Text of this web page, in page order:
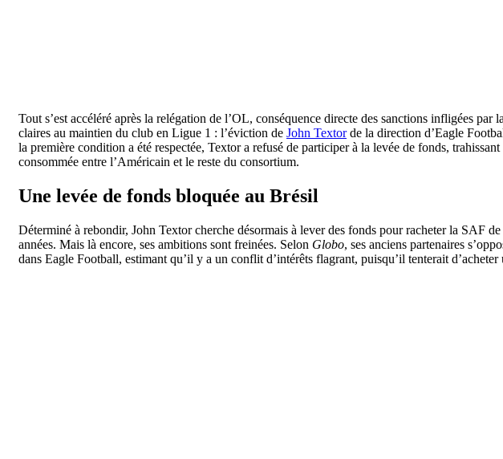
Tout s’est accéléré après la relégation de l’OL, conséquence directe des sanctions infligées
claires au maintien du club en Ligue 1 : l’éviction de John Textorde la direction d’Eagle
la première condition a été respectée, Textor a refusé de participer à la levée de fonds,
consommée entre l’Américain et le reste du consortium.
Une levée de fonds bloquée au Brésil
Déterminé à rebondir, John Textor cherche désormais à lever des fonds pour racheter la SAF
années. Mais là encore, ses ambitions sont freinées. Selon Globo, ses anciens partenaires
dans Eagle Football, estimant qu’il y a un conflit d’intérêts flagrant, puisqu’il tenterait d’acheter